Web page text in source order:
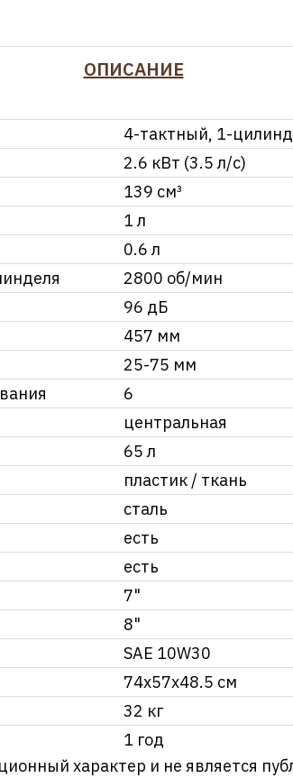
ОПИСАНИЕ
4-тактный, 1-
2.6 кВт (3.5 л/с)
139 см³
1 л
0.6 л
2800 об/мин
96 дБ
457 мм
25-75 мм
6
центральная
65 л
пластик / ткань
сталь
есть
есть
7"
8"
SAE 10W30
74х57х48.5 см
32 кг
1 год
характер и не является